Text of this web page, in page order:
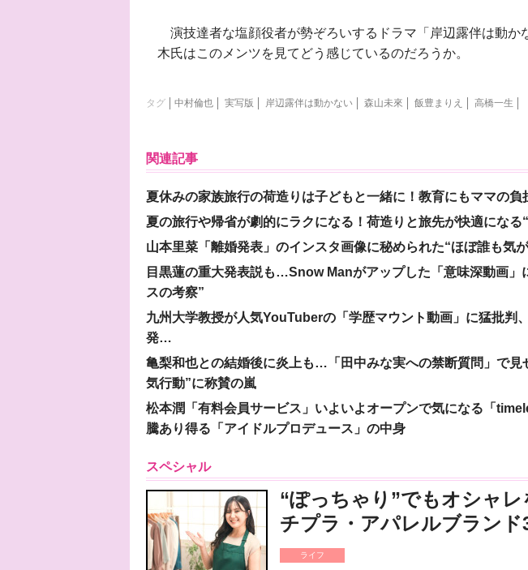
演技達者な塩顔役者が勢ぞろいするドラマ「岸辺露伴は動か
木氏はこのメンツを見てどう感じているのだろうか。
タグ 中村倫也 実写版 岸辺露伴は動かない 森山未來 飯豊まりえ 高橋一生
関連記事
夏休みの家族旅行の荷造りは子どもと一緒に！教育にもママの負
夏の旅行や帰省が劇的にラクになる！荷造りと旅先が快適になる
山本里菜「離婚発表」のインスタ画像に秘められた“ほぼ誰も気
目黒蓮の重大発表説も…Snow Manがアップした「意味深動画」
スの考察”
九州大学教授が人気YouTuberの「学歴マウント動画」に猛批判
発…
亀梨和也との結婚後に炎上も…「田中みな実への禁断質問」で見
気行動”に称賛の嵐
松本潤「有料会員サービス」いよいよオープンで気になる「
騰あり得る「アイドルプロデュース」の中身
スペシャル
“ぽっちゃり”でもオシャ
チプラ・アパレルブランド
ライフ